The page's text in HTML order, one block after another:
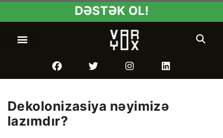
DƏSTƏK OL!
Dekolonizasiya nəyimizə
lazımdır?